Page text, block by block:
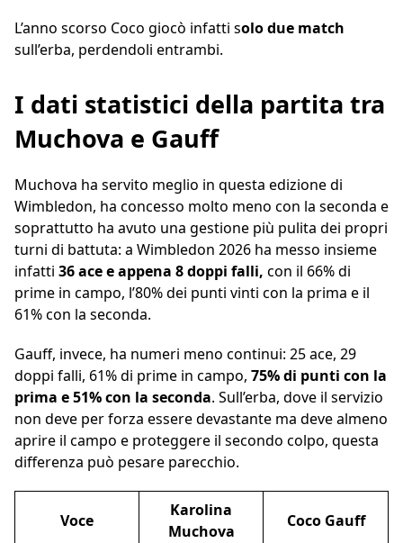
L’anno scorso Coco giocò infatti solo due match
sull’erba, perdendoli entrambi.
I dati statistici della partita tra
Muchova e Gauff
Muchova ha servito meglio in questa edizione di
Wimbledon, ha concesso molto meno con la seconda e
soprattutto ha avuto una gestione più pulita dei propri
turni di battuta: a Wimbledon 2026 ha messo insieme
infatti 36 ace e appena 8 doppi falli, con il 66% di
prime in campo, l’80% dei punti vinti con la prima e il
61% con la seconda.
Gauff, invece, ha numeri meno continui: 25 ace, 29
doppi falli, 61% di prime in campo, 75% di punti con la
prima e 51% con la seconda. Sull’erba, dove il servizio
non deve per forza essere devastante ma deve almeno
aprire il campo e proteggere il secondo colpo, questa
differenza può pesare parecchio.
Voce
Karolina
Muchova
Coco Gauff